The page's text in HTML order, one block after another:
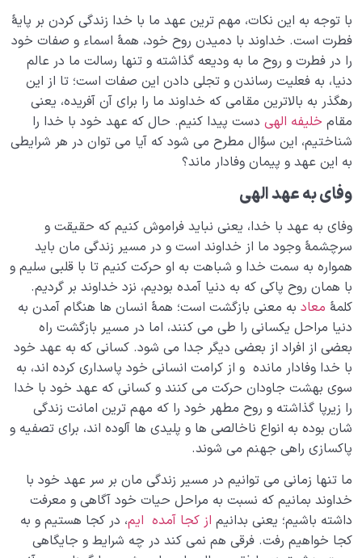
با توجه به این نکات، مهم ترین عهد ما با خدا زندگی کردن بر پایۀ
فطرت است. خداوند با دمیدن روح خود، همۀ اسماء و صفات خود
را در فطرت و روح ما به ودیعه گذاشته و تنها رسالت ما در عالم
دنیا، به فعلیت رساندن و تجلی دادن این صفات است؛ تا از این
رهگذر به بالاترین مقامی که خداوند ما را برای آن آفریده، یعنی
مقام خلیفه الهی دست پیدا کنیم. حال که عهد خود با خدا را
شناختیم، این سؤال مطرح می شود که آیا می توان در هر شرایطی
به این عهد و پیمان وفادار ماند؟
وفای به عهد الهی
وفای به عهد با خدا، یعنی نباید فراموش کنیم که حقیقت و
سرچشمۀ وجود ما از خداوند است و در مسیر زندگی مان باید
همواره به سمت خدا و شباهت به او حرکت کنیم تا با قلبی سلیم و
با همان روح پاکی که به دنیا آمده بودیم، نزد خداوند بر گردیم.
کلمۀ معاد به معنی بازگشت است؛ همۀ انسان ها هنگام آمدن به
دنیا مراحل یکسانی را طی می کنند، اما در مسیر بازگشت راه
بعضی از افراد از بعضی دیگر جدا می شود. کسانی که به عهد خود
با خدا وفادار مانده و از کرامت انسانی خود پاسداری کرده اند، به
سوی بهشت جاودان حرکت می کنند و کسانی که عهد خود با خدا
را زیرپا گذاشته و روح مطهر خود را که مهم ترین امانت زندگی
شان بوده به انواع ناخالصی ها و پلیدی ها آلوده اند، برای تصفیه و
پاکسازی راهی جهنم می شوند.
ما تنها زمانی می توانیم در مسیر زندگی مان بر سر عهد خود با
خداوند بمانیم که نسبت به مراحل حیات خود آگاهی و معرفت
داشته باشیم؛ یعنی بدانیم از کجا آمده ایم، در کجا هستیم و به
کجا خواهیم رفت. فرقی هم نمی کند در چه شرایط و جایگاهی